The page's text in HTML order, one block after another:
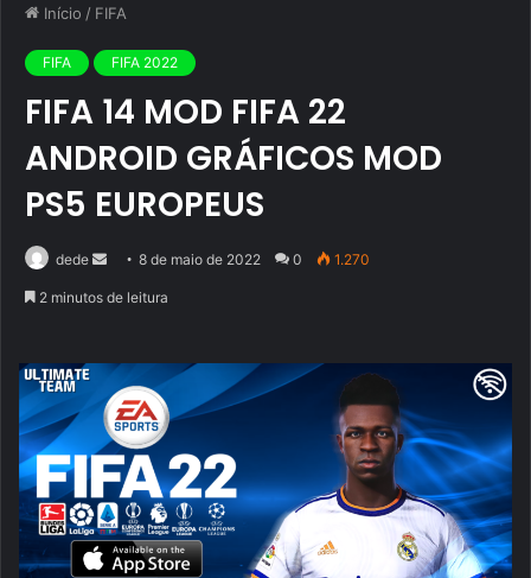
Início / FIFA
FIFA FIFA 2022
FIFA 14 MOD FIFA 22
ANDROID GRÁFICOS MOD
PS5 EUROPEUS
dede
Mande8 de maio de 2022 0 1.270
2 minutos de leitura